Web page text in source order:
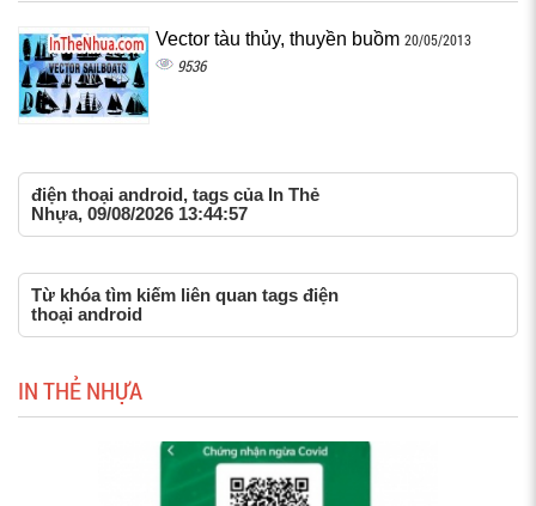
Vector tàu thủy, thuyền buồm 20/05/2013
9536
điện thoại android, tags của In Thẻ
Nhựa, 09/08/2026 13:44:57
Từ khóa tìm kiếm liên quan tags điện
thoại android
IN THẺ NHỰA